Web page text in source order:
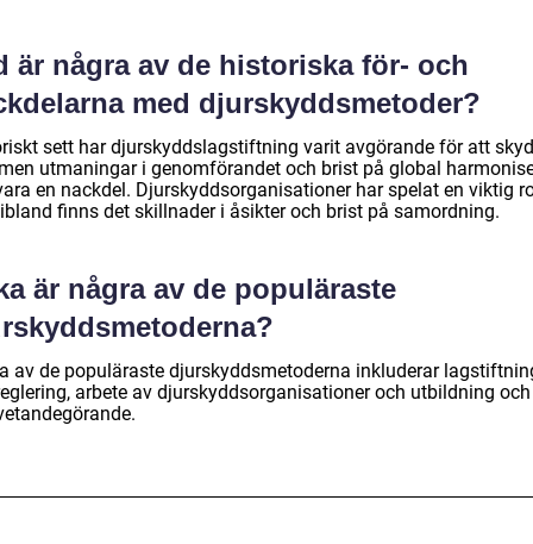
är några av de historiska för- och
med djurskyddsmetoder?
sett har djurskyddslagstiftning varit avgörande för att
utmaningar i genomförandet och brist på global
en nackdel. Djurskyddsorganisationer har spelat en viktig
finns det skillnader i åsikter och brist på samordning.
är några av de populäraste
av de populäraste djurskyddsmetoderna inkluderar
arbete av djurskyddsorganisationer och utbildning och